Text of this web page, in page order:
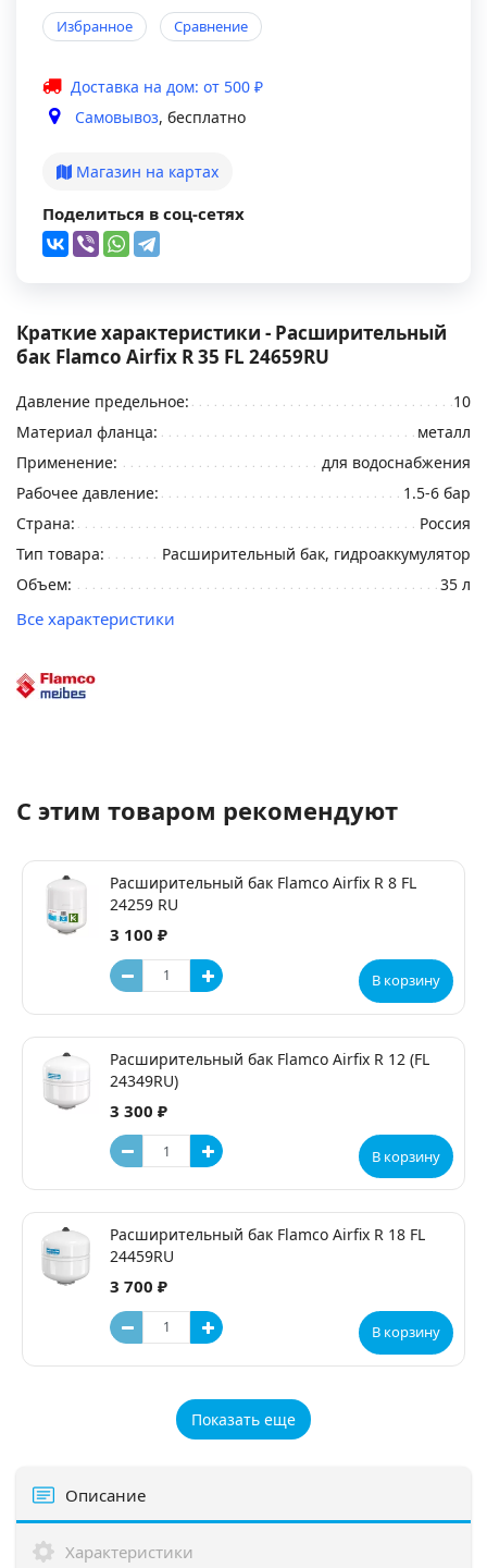
Избранное Сравнение
Доставка на дом: от 500 ₽
Самовывоз, бесплатно
Магазин на картах
Поделиться в соц-сетях
Краткие характеристики - Расширительный
бак Flamco Airfix R 35 FL 24659RU
Давление предельное:
10
Материал фланца:
металл
Применение:
для водоснабжения
Рабочее давление:
1.5-6 бар
Страна:
Россия
Тип товара:
Расширительный бак, гидроаккумулятор
Объем:
35 л
Все характеристики
С этим товаром рекомендуют
Расширительный бак Flamco Airfix R 8 FL
24259 RU
3 100 ₽
В корзину
Расширительный бак Flamco Airfix R 12 (FL
24349RU)
3 300 ₽
В корзину
Расширительный бак Flamco Airfix R 18 FL
24459RU
3 700 ₽
В корзину
Показать еще
Описание
Характеристики